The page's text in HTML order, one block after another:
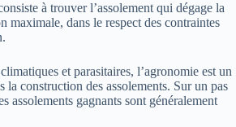
à trouver l’assolement qui dégage la
maximale, dans le respect des contraintes
et parasitaires, l’agronomie est un
la construction des assolements. Sur un pas
assolements gagnants sont généralement